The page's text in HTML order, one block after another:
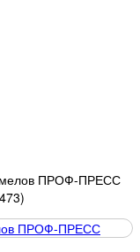
мелов ПРОФ-ПРЕСС